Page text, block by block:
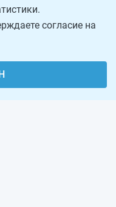
согласие на